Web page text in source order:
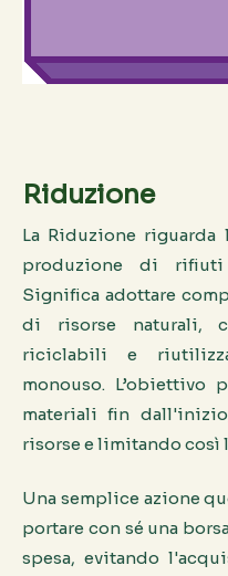
Riduzione
La Riduzione
produzione di
Significa adottare
di risorse naturali,
riciclabili e
monouso. L’obiettivo
materiali fin
risorse e limitando così
Una semplice azione
portare con sé una
spesa, evitando